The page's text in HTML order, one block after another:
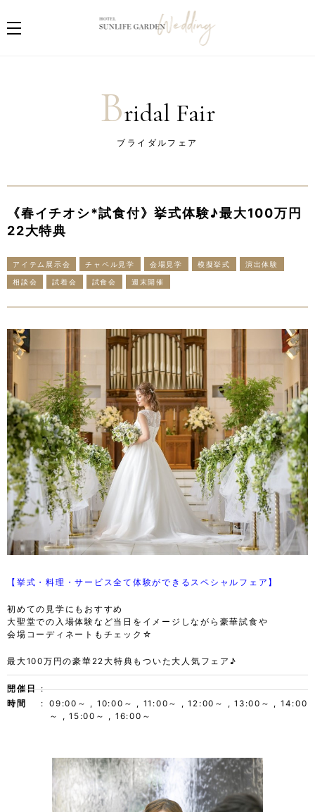
Bridal Fair
ブライダルフェア
《春イチオシ*試食付》挙式体験♪最大100万円
22大特典
アイテム展示会 チャペル見学 会場見学 模擬挙式 演出体験
相談会 試着会 試食会 週末開催
【挙式・料理・サービス全て体験ができるスペシャルフェア】
初めての見学にもおすすめ
大聖堂での入場体験など当日をイメージしながら豪華試食や
会場コーディネートもチェック☆
最大100万円の豪華22大特典もついた大人気フェア♪
開催日
時間
09:00～ , 10:00～ , 11:00～ , 12:00～ , 13:00～ , 14:00
～ , 15:00～ , 16:00～